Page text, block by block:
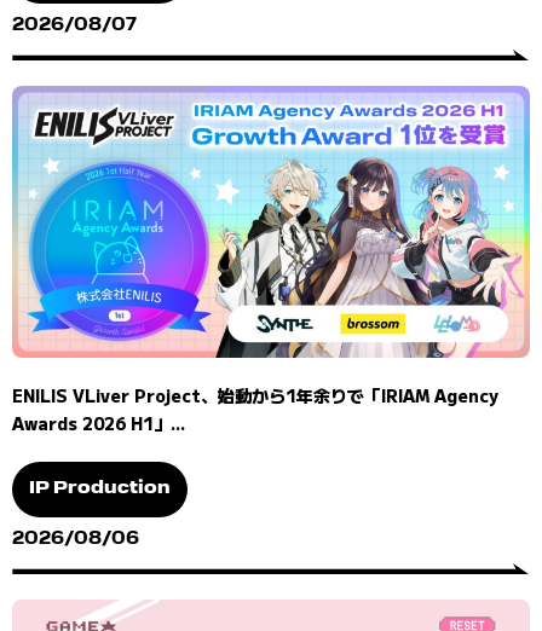
2026/08/07
ENILIS VLiver Project、始動から1年余りで「IRIAM Agency
Awards 2026 H1」...
IP Production
2026/08/06